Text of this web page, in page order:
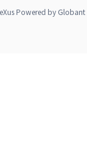
Powered by Globant